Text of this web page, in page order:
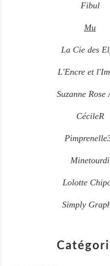
Fibul
Mu
La Cie des
L'Encre et
Suzanne Rose
CécileR
Minetourdi
Lolotte
Simply